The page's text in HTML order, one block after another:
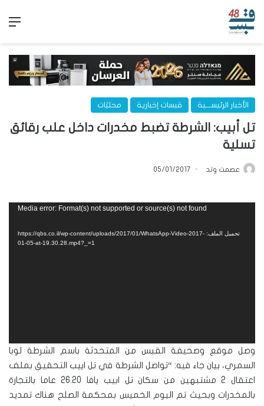
الأخبار الرئيســـية قبسات إخبارية محليّات
تل أبيب: الشرطة تضبط مخدرات داخل علب رقائق
تسلية
عصمت وتد 05/01/2017
Media error: Format(s) not supported or source(s) not found
تحميل الملف: https://qbs.co.il/wp-content/uploads/2017/01/WhatsApp-Video-2017-
01-05-at-19.30.28.mp4?_=1
وصل موقع وصحيفة القبس من المتحدثة باسم الشرطة لوبا
السمري، بيان جاء فيه: “تواصل الشرطة في تل اييب التحقيق بملف
اعتقال 2 مشتبهين من سكان تل ابيب يافا 26.20 عاما بالتجارة
بالمخدرات وبحيث تم اليوم الخميس بمحكمة الصلح هناك تمديد